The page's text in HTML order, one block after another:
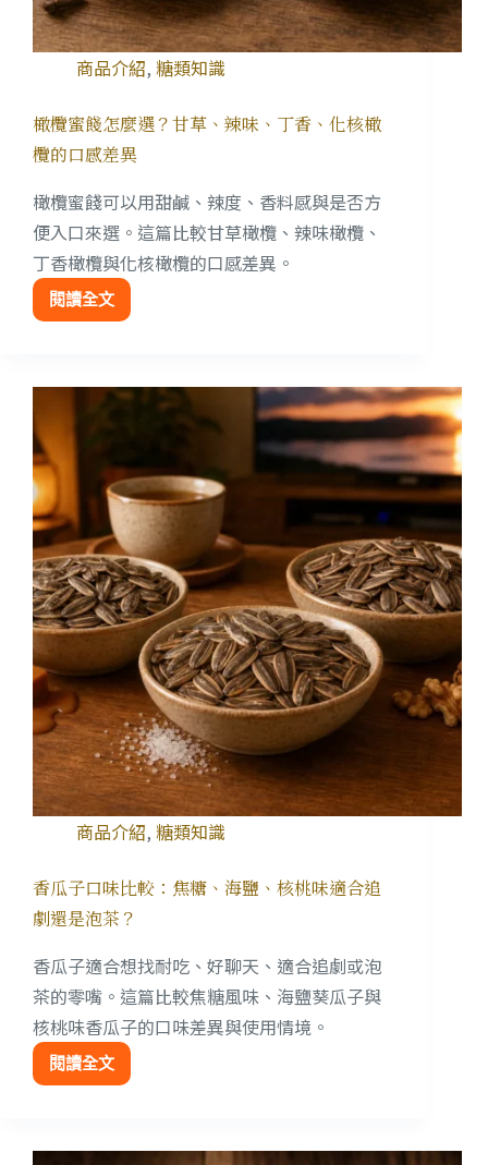
商品介紹, 糖類知識
橄欖蜜餞怎麼選？甘草、辣味、丁香、化核橄
欖的口感差異
橄欖蜜餞可以用甜鹹、辣度、香料感與是否方
便入口來選。這篇比較甘草橄欖、辣味橄欖、
丁香橄欖與化核橄欖的口感差異。
閱讀全文
商品介紹, 糖類知識
香瓜子口味比較：焦糖、海鹽、核桃味適合追
劇還是泡茶？
香瓜子適合想找耐吃、好聊天、適合追劇或泡
茶的零嘴。這篇比較焦糖風味、海鹽葵瓜子與
核桃味香瓜子的口味差異與使用情境。
閱讀全文